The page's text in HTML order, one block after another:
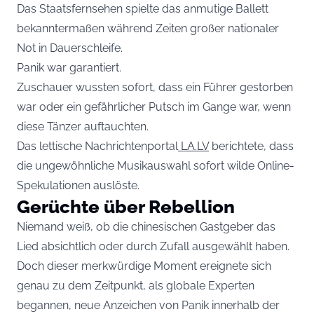
Das Staatsfernsehen spielte das anmutige Ballett
bekanntermaßen während Zeiten großer nationaler
Not in Dauerschleife.
Panik war garantiert.
Zuschauer wussten sofort, dass ein Führer gestorben
war oder ein gefährlicher Putsch im Gange war, wenn
diese Tänzer auftauchten.
Das lettische NachrichtenportalLA.LVberichtete, dass
die ungewöhnliche Musikauswahl sofort wilde Online-
Spekulationen auslöste.
Gerüchte über Rebellion
Niemand weiß, ob die chinesischen Gastgeber das
Lied absichtlich oder durch Zufall ausgewählt haben.
Doch dieser merkwürdige Moment ereignete sich
genau zu dem Zeitpunkt, als globale Experten
begannen, neue Anzeichen von Panik innerhalb der